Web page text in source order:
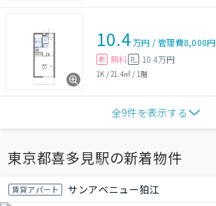
10.4万円 /管理費8,000円
敷 無料 礼 10.4万円
1K / 21.4㎡ / 1階
全9件を表示する
東京都喜多見駅の新着物件
賃貸アパート サンアベニュー狛江